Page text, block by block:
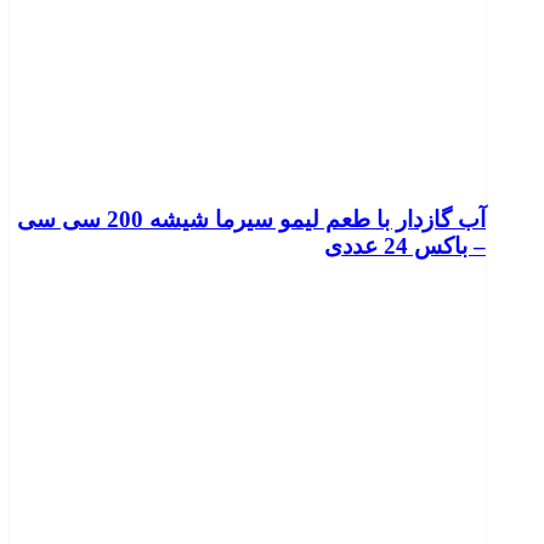
آب گازدار با طعم لیمو سیرما شیشه 200 سی سی
– باکس 24 عددی